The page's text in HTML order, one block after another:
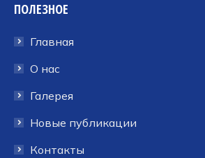
открывается
новом
окне
открывается
новом
окне
открывается
новом
ПОЛЕЗНОЕ
Главная
О нас
Галерея
Новые публикации
Контакты